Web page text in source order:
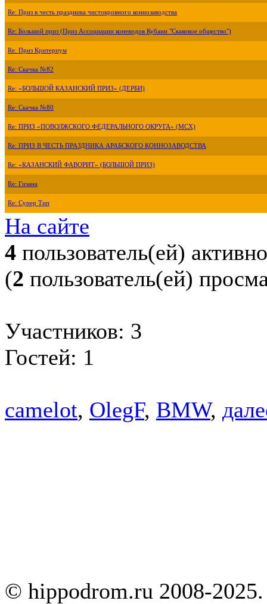
Re: Приз в честь праздника чистокровного коннозаводства
Re: Большой приз (Приз Ассоциации коневодов Кубани "Скаковое общество")
Re: Приз Критериум
Re: Скачка №82
Re: «БОЛЬШОЙ КАЗАНСКИЙ ПРИЗ» (ДЕРБИ)
Re: Скачка №80
Re: ПРИЗ «ПОВОЛЖСКОГО ФЕДЕРАЛЬНОГО ОКРУГА» (МСХ)
Re: ПРИЗ В ЧЕСТЬ ПРАЗДНИКА АРАБСКОГО КОННОЗАВОДСТВА
Re: «КАЗАНСКИЙ ФАВОРИТ» (БОЛЬШОЙ ПРИЗ)
Re: Гизана
Re: Супер Тип
На сайте
4 пользователь(ей) активно
(2 пользователь(ей)
Участников: 3
Гостей: 1
camelot, OlegF, BMW,
© hippodrom.ru 2008-